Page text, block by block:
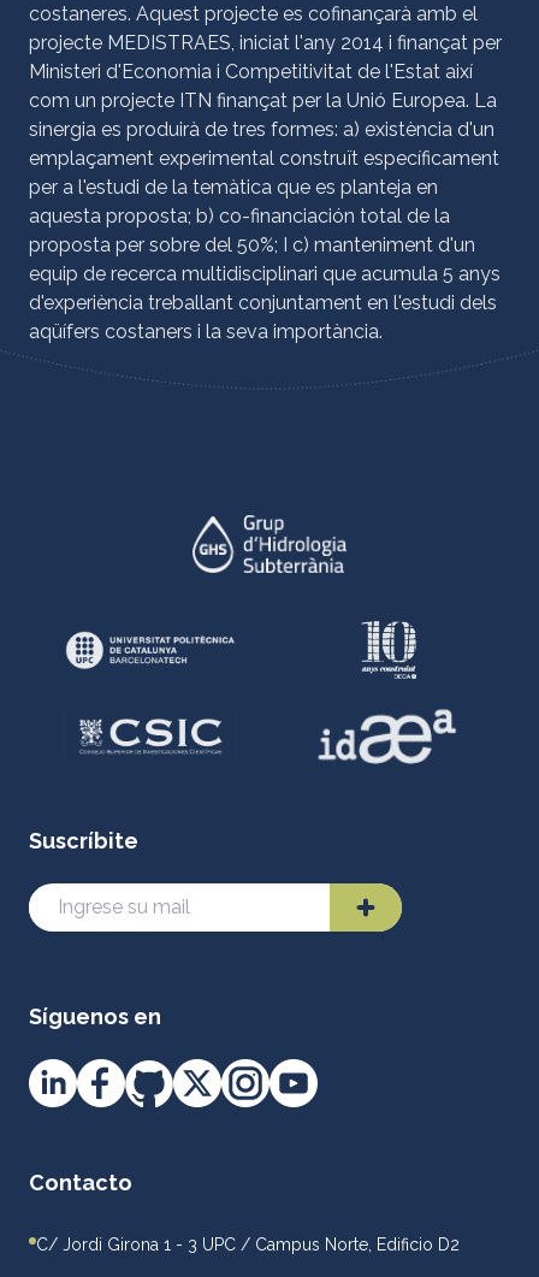
costaneres. Aquest projecte es cofinançarà amb el
projecte MEDISTRAES, iniciat l'any 2014 i finançat per
Ministeri d'Economia i Competitivitat de l'Estat així
com un projecte ITN finançat per la Unió Europea. La
sinergia es produirà de tres formes: a) existència d'un
emplaçament experimental construït específicament
per a l'estudi de la temàtica que es planteja en
aquesta proposta; b) co-financiación total de la
proposta per sobre del 50%; I c) manteniment d'un
equip de recerca multidisciplinari que acumula 5 anys
d'experiència treballant conjuntament en l'estudi dels
aqüífers costaners i la seva importància.
Suscríbite
Síguenos en
Contacto
C/ Jordi Girona 1 - 3 UPC / Campus Norte, Edificio D2